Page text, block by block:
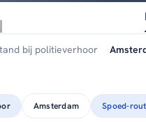
bij politieverhoor
Amsterdam Spoed-